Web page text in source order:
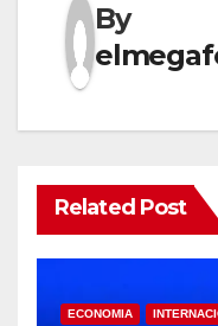
By
Related Post
ECONOMIA